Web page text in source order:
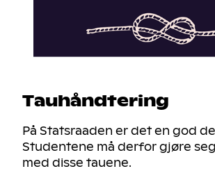
Tauhåndtering
På Statsraaden er det en god
Studentene må derfor gjøre
med disse tauene.